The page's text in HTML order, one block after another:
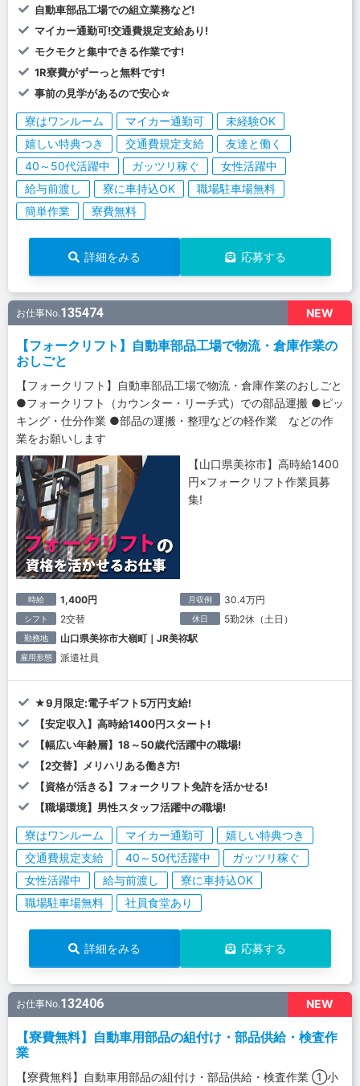
自動車部品工場での組立業務など!
マイカー通勤可!交通費規定支給あり!
モクモクと集中できる作業です!
1R寮費がずーっと無料です!
事前の見学があるので安心☆
寮はワンルーム マイカー通勤可
未経験OK
嬉しい特典つき
交通費規定支給
友達と働く
40～50代活躍中
ガッツリ稼ぐ
女性活躍中
給与前渡し
寮に車持込OK
職場駐車場無料
簡単作業
寮費無料
詳細をみる 応募する
NEW
お仕事No.135474
【フォークリフト】自動車部品工場で物流・倉庫作業の
おしごと
【フォークリフト】自動車部品工場で物流・倉庫作業のおしごと
●フォークリフト（カウンター・リーチ式）での部品運搬 ●ピッ
キング・仕分作業 ●部品の運搬・整理などの軽作業 などの作
業をお願いします
【山口県美祢市】高時給1400
円×フォークリフト作業員募
集!
時給 1,400円 月収例 30.4万円
シフト 2交替 休日 5勤2休（土日）
勤務地 山口県美祢市大嶺町｜JR美祢駅
雇用形態 派遣社員
★9月限定:電子ギフト5万円支給!
【安定収入】高時給1400円スタート!
【幅広い年齢層】18～50歳代活躍中の職場!
【2交替】メリハリある働き方!
【資格が活きる】フォークリフト免許を活かせる!
【職場環境】男性スタッフ活躍中の職場!
寮はワンルーム マイカー通勤可
嬉しい特典つき
交通費規定支給
40～50代活躍中
ガッツリ稼ぐ
女性活躍中
給与前渡し
寮に車持込OK
職場駐車場無料
社員食堂あり
詳細をみる 応募する
NEW
お仕事No.132406
【寮費無料】自動車用部品の組付け・部品供給・検査作
業
【寮費無料】自動車用部品の組付け・部品供給・検査作業 ①小